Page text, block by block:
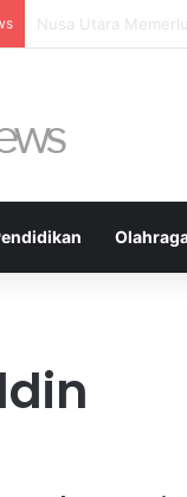
Memperkuat